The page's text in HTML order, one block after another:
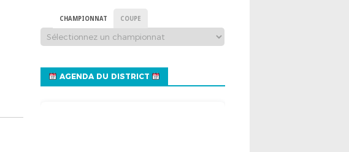
CHAMPIONNAT COUPE
AGENDA DU DISTRICT